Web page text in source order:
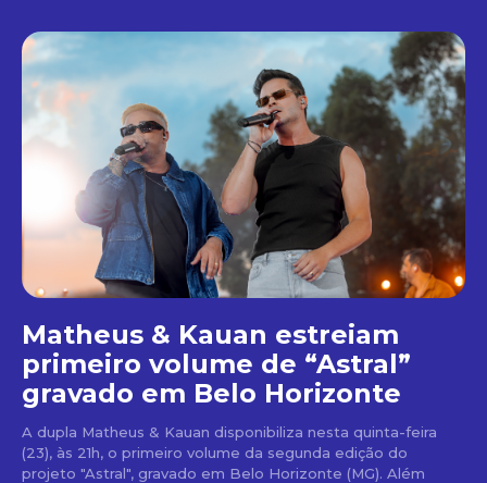
Matheus & Kauan estreiam
primeiro volume de “Astral”
gravado em Belo Horizonte
A dupla Matheus & Kauan disponibiliza nesta quinta-feira
(23), às 21h, o primeiro volume da segunda edição do
projeto "Astral", gravado em Belo Horizonte (MG). Além